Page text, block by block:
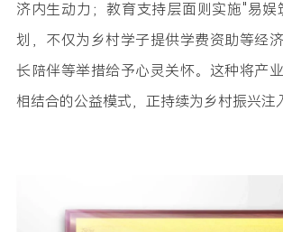
济内生动力；教育支持层面则实施"易娱
划，不仅为乡村学子提供学费资助等经
长陪伴等举措给予心灵关怀。这种将产
相结合的公益模式，正持续为乡村振兴注